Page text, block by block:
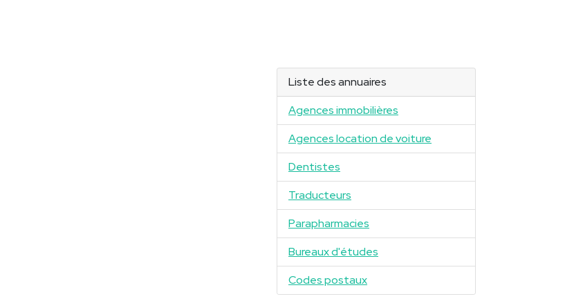
Liste des annuaires
Agences immobilières
Agences location de voiture
Dentistes
Traducteurs
Parapharmacies
Bureaux d'études
Codes postaux